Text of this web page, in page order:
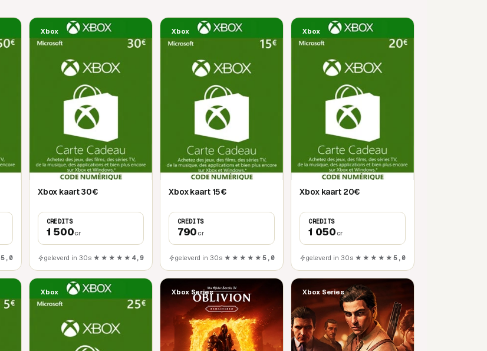
5,0
Xbox
Xbox kaart 30€
CREDITS
1 500cr
geleverd in 30s ★★★★★ 4,9
Xbox
Xbox kaart 15€
CREDITS
790 cr
geleverd in 30s ★★★★★5,0
Xbox
Xbox kaart 20€
CREDITS
1 050 cr
geleverd in 30s ★★★★★5,0
Xbox Xbox Series Xbox Series